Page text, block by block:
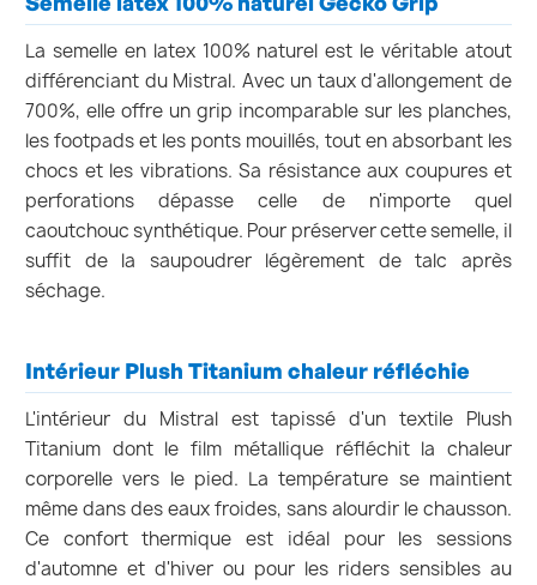
La semelle en latex 100% naturel est le véritable atout
différenciant du Mistral. Avec un taux d'allongement de
700%, elle offre un grip incomparable sur les planches,
les footpads et les ponts mouillés, tout en absorbant les
chocs et les vibrations. Sa résistance aux coupures et
perforations dépasse celle de n'importe quel
caoutchouc synthétique. Pour préserver cette semelle, il
suffit de la saupoudrer légèrement de talc après
séchage.
Intérieur Plush Titanium chaleur réfléchie
L'intérieur du Mistral est tapissé d'un textile Plush
Titanium dont le film métallique réfléchit la chaleur
corporelle vers le pied. La température se maintient
même dans des eaux froides, sans alourdir le chausson.
Ce confort thermique est idéal pour les sessions
d'automne et d'hiver ou pour les riders sensibles au